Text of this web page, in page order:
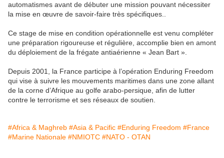
automatismes avant de débuter une mission pouvant nécessiter
la mise en œuvre de savoir-faire très spécifiques..
Ce stage de mise en condition opérationnelle est venu compléter
une préparation rigoureuse et régulière, accomplie bien en amont
du déploiement de la frégate antiaérienne « Jean Bart ».
Depuis 2001, la France participe à l’opération Enduring Freedom
qui vise à suivre les mouvements maritimes dans une zone allant
de la corne d’Afrique au golfe arabo-persique, afin de lutter
contre le terrorisme et ses réseaux de soutien.
#Africa & Maghreb #Asia & Pacific #Enduring Freedom #France
#Marine Nationale #NMIOTC #NATO - OTAN